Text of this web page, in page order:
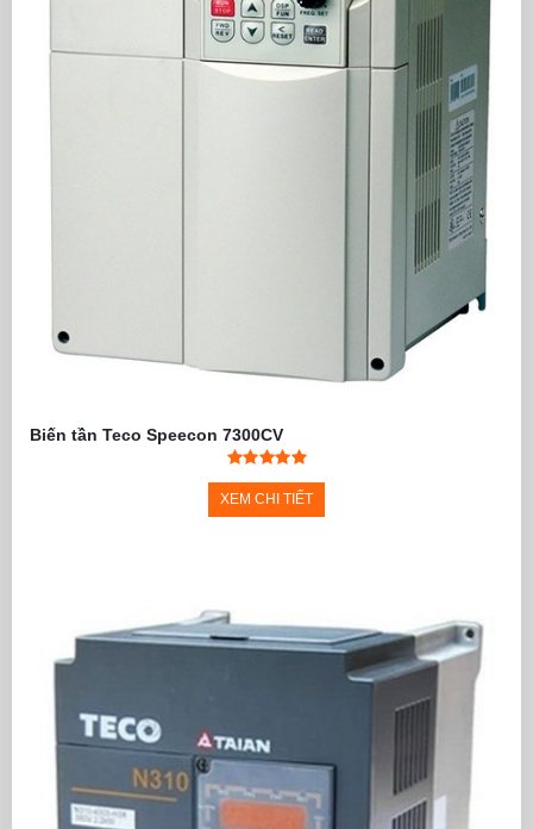
Biến tần Teco Speecon 7300CV
XEM CHI TIẾT